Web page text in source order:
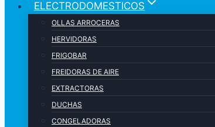
ELECTRODOMESTICOS
OLLAS ARROCERAS
HERVIDORAS
FRIGOBAR
FREIDORAS DE AIRE
EXTRACTORAS
DUCHAS
CONGELADORAS